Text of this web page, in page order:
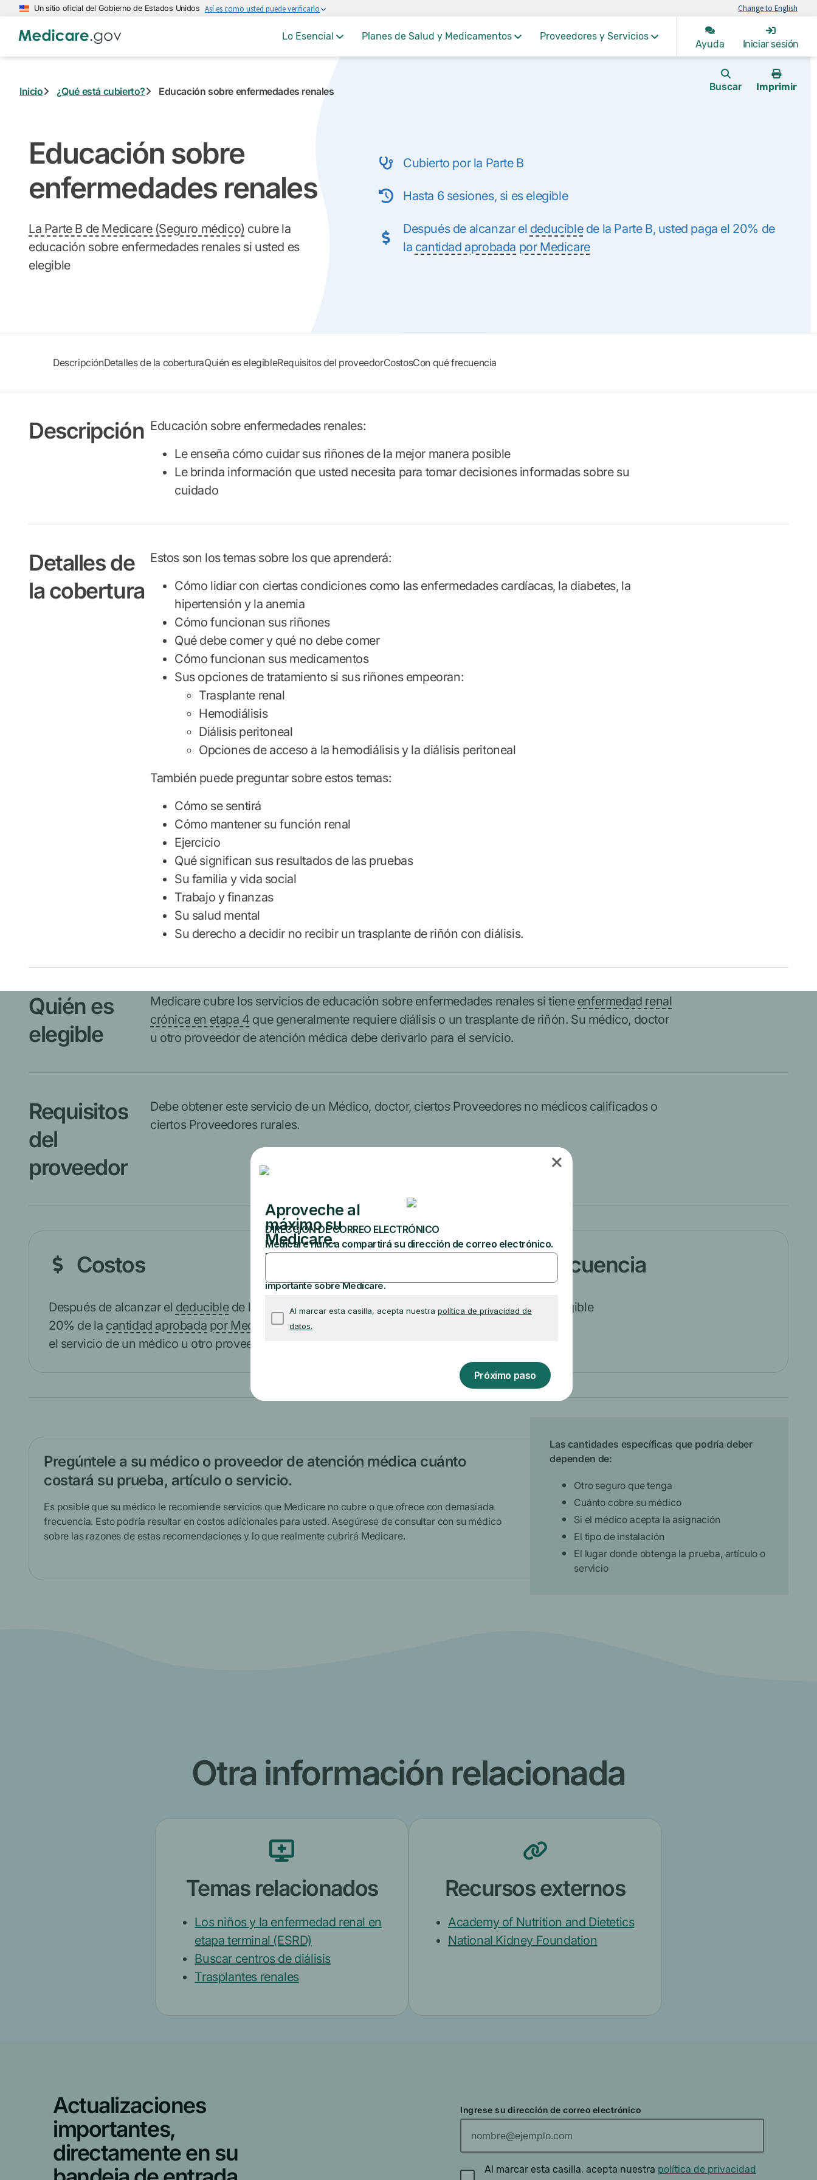
Saltar
contenido
Un sitio oficial del Gobierno de Estados Unidos Así es como usted puede verificarlo Change to English
Lo Esencial Planes de Salud y Medicamentos Proveedores y Servicios
Ayuda Iniciar sesión
Inicio ¿Qué está cubierto? Educación sobre enfermedades renales Buscar
Imprimir
Educación sobre
enfermedades renales
La Parte B de Medicare (Seguro médico) cubre la
educación sobre enfermedades renales si usted es
elegible
Cubierto por la Parte B
Hasta 6 sesiones, si es elegible
Después de alcanzar el deduciblede la Parte B, usted paga el 20% de
la cantidad aprobada por Medicare
DescripciónDetalles de la coberturaQuién es elegibleRequisitos del proveedorCostosCon qué frecuencia
Descripción Educación sobre enfermedades renales:
Le enseña cómo cuidar sus riñones de la mejor manera posible
Le brinda información que usted necesita para tomar decisiones informadas sobre su
cuidado
Detalles de
la cobertura
Estos son los temas sobre los que aprenderá:
Cómo lidiar con ciertas condiciones como las enfermedades cardíacas, la diabetes, la
hipertensión y la anemia
Cómo funcionan sus riñones
Qué debe comer y qué no debe comer
Cómo funcionan sus medicamentos
Sus opciones de tratamiento si sus riñones empeoran:
Trasplante renal
Hemodiálisis
Diálisis peritoneal
Opciones de acceso a la hemodiálisis y la diálisis peritoneal
También puede preguntar sobre estos temas:
Cómo se sentirá
Cómo mantener su función renal
Ejercicio
Qué significan sus resultados de las pruebas
Su familia y vida social
Trabajo y finanzas
Su salud mental
Su derecho a decidir no recibir un trasplante de riñón con diálisis.
Quién es
elegible
Medicare cubre los servicios de educación sobre enfermedades renales si tiene enfermedad renal
crónica en etapa 4 que generalmente requiere diálisis o un trasplante de riñón. Su médico, doctor
u otro proveedor de atención médica debe derivarlo para el servicio.
Requisitos
del
proveedor
Debe obtener este servicio de un Médico, doctor, ciertos Proveedores no médicos calificados o
ciertos Proveedores rurales.
Costos
Después de alcanzar el deduciblede la Parte B, usted paga el
20% de la cantidad aprobada por Medicarepor sesión si recibe
el servicio de un médico u otro proveedor de atención médica.
Con qué frecuencia
Hasta 6 sesiones, si es elegible
Pregúntele a su médico o proveedor de atención médica cuánto
costará su prueba, artículo o servicio.
Es posible que su médico le recomiende servicios que Medicare no cubre o que ofrece con demasiada
frecuencia. Esto podría resultar en costos adicionales para usted. Asegúrese de consultar con su médico
sobre las razones de estas recomendaciones y lo que realmente cubrirá Medicare.
Las cantidades específicas que podría deber
dependen de:
Otro seguro que tenga
Cuánto cobre su médico
Si el médico acepta la asignación
El tipo de instalación
El lugar donde obtenga la prueba, artículo o
servicio
Otra información relacionada
Temas relacionados
Los niños y la enfermedad renal en
etapa terminal (ESRD)
Buscar centros de diálisis
Trasplantes renales
Recursos externos
Academy of Nutrition and Dietetics
National Kidney Foundation
Actualizaciones
importantes,
directamente en su
Ingrese su dirección de correo electrónico
Al marcar esta casilla, acepta nuestra política de privacidad